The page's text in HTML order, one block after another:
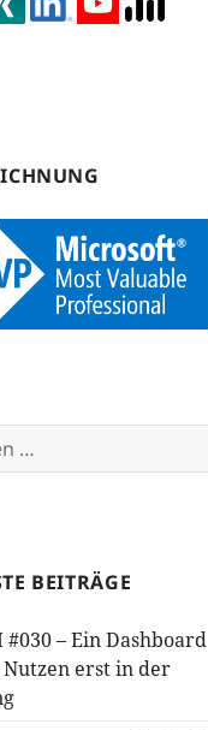
BEITRÄGE
– Ein Dashboard
erst in der